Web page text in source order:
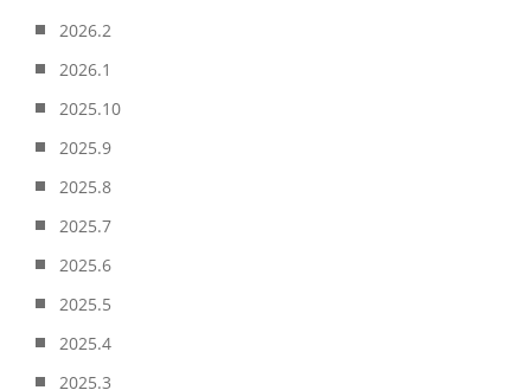
2026.2
2026.1
2025.10
2025.9
2025.8
2025.7
2025.6
2025.5
2025.4
2025.3